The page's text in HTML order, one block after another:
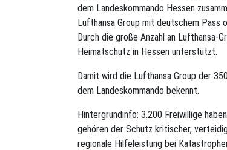
dem Landeskommando Hessen
Lufthansa Group mit deutschem Pass
Durch die große Anzahl an Lufthansa-
Heimatschutz in Hessen unterstützt.
Damit wird die Lufthansa Group der
dem Landeskommando bekennt.
Hintergrundinfo: 3.200 Freiwillige
gehören der Schutz kritischer,
regionale Hilfeleistung bei